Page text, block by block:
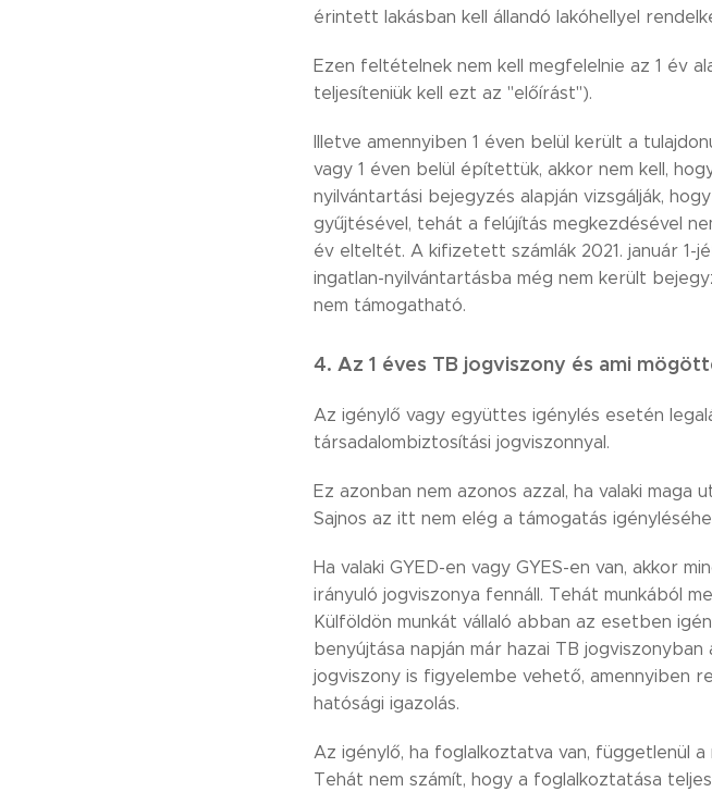
érintett lakásban kell állandó lakóhellyel
Ezen feltételnek nem kell megfelelnie az 1 év
teljesíteniük kell ezt az "előírást").
Illetve amennyiben 1 éven belül került a
vagy 1 éven belül építettük, akkor nem kell,
nyilvántartási bejegyzés alapján vizsgálják,
gyűjtésével, tehát a felújítás megkezdésével
év elteltét. A kifizetett számlák 2021. január 1-
ingatlan-nyilvántartásba még nem került
nem támogatható.
4. Az 1 éves TB jogviszony és ami
Az igénylő vagy együttes igénylés esetén
társadalombiztosítási jogviszonnyal.
Ez azonban nem azonos azzal, ha valaki
Sajnos az itt nem elég a támogatás
Ha valaki GYED-en vagy GYES-en van, akkor
irányuló jogviszonya fennáll. Tehát munkából
Külföldön munkát vállaló abban az esetben
benyújtása napján már hazai TB
jogviszony is figyelembe vehető, amennyiben
hatósági igazolás.
Az igénylő, ha foglalkoztatva van, függetlenül
Tehát nem számít, hogy a foglalkoztatása